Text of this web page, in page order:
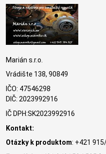
Marián s.r.o.
Vrádište 138, 90849
IČO: 47546298
DIČ: 2023992916
IČ DPH:SK2023992916
Kontakt:
Otázky k produktom: +421